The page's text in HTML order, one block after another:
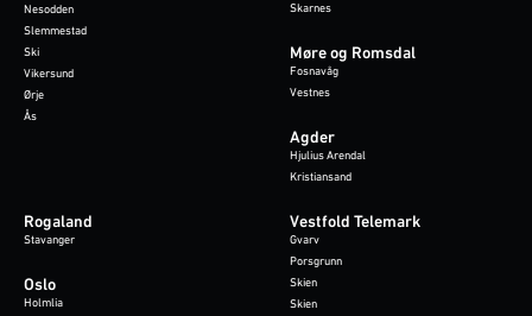
Nesodden
Slemmestad
Ski
Vikersund
Ørje
Ås
Skarnes
Møre og Romsdal
Fosnavåg
Vestnes
Agder
Hjulius Arendal
Kristiansand
Rogaland
Stavanger
Oslo
Holmlia
Vestfold Telemark
Gvarv
Porsgrunn
Skien
Skien